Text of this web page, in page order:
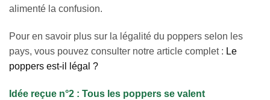
alimenté la confusion.
Pour en savoir plus sur la légalité du poppers selon les
pays, vous pouvez consulter notre article complet : Le
poppers est-il légal ?
Idée reçue n°2 : Tous les poppers se valent